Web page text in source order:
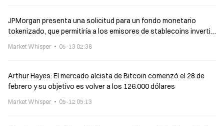
JPMorgan presenta una solicitud para un fondo monetario
tokenizado, que permitiría a los emisores de stablecoins invertir
Market Whisper 05-13 02:38
Arthur Hayes: El mercado alcista de Bitcoin comenzó el 28 de
febrero y su objetivo es volver a los 126.000 dólares
Market Whisper 05-12 05:13